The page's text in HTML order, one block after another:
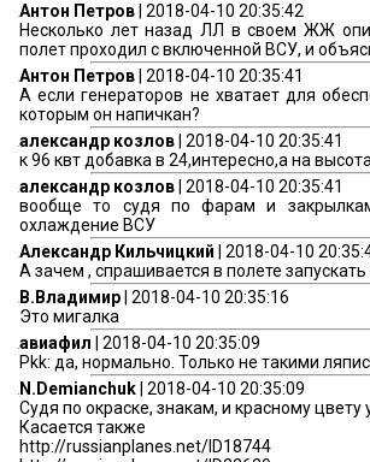
Антон Петров | 2018-04-10 20:35:42
Несколько лет назад ЛЛ в своем ЖЖ
полет проходил с включенной ВСУ, и
Антон Петров | 2018-04-10 20:35:41
А если генераторов не хватает для
которым он напичкан?
александр козлов | 2018-04-10 20:35:41
к 96 квт добавка в 24,интересно,а на
александр козлов | 2018-04-10 20:35:41
вообще то судя по фарам и
охлаждение ВСУ
Александр Кильчицкий | 2018-04-10
А зачем , спрашивается в полете
В.Владимир | 2018-04-10 20:35:16
Это мигалка
авиафил | 2018-04-10 20:35:09
Pkk: да, нормально. Только не такими
N.Demianchuk | 2018-04-10 20:35:09
Судя по окраске, знакам, и красному цвету
Касается также
http://russianplanes.net/ID18744